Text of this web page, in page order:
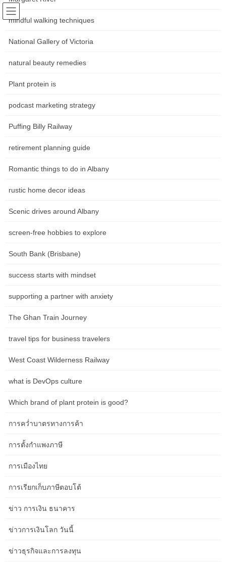
Skip
Skip
Community news Movements in
the art world
HOME หน้าหลัก การคว่ำบาตรทางการค้า
What Are Trade Sanctions?
การคว่ำบาตรการค้าเป็นรากฐานที่สำคัญของนโยบายต่างประเทศ
ประเทศและการละเมิดสิทธิมนุษยชนหรือเพื่อเพิ่มความมั่นคงของชาติ
กำกับดูแลซึ่งหมายความว่าธนาคารสถาบันการเงินและผู้ให้บริการอื่น
ให้แน่ใจว่าพวกเขาจะไม่ได้รับการลงโทษที่สำคัญหรือค่าใช้จ่ายทาง
คว่ำบาตรการค้าเมื่อขึ้นเครื่องลูกค้าใหม่และจัดการธุรกรรม ในทาง
รายการการคว่ำบาตรระหว่างประเทศที่เกี่ยวข้อง (เช่นรายการ SDN)
เหมาะสมรวมถึงการระงับการทำธุรกรรมสินทรัพย์แช่แข็งและการแจ้ง
จัดการการดำเนินการคว่ำบาตรการค้า ในสหรัฐอเมริกาการบังคับใช้
ประเทศ (OFAC) ซึ่งรักษาพระบรมราชูปถัมภ์ที่ได้รับการแต่งตั้งเป็น
และ บริษัท ที่มีการกำหนดเป้าหมายโดยการคว่ำบาตรการค้าของ
เดียวหรือเป้าหมายเฉพาะของการค้าหรือแม้แต่บุคคลและองค์กร
แต่ละประเทศอาจกำหนดมาตรการคว่ำบาตรการค้าซึ่งเป็นส่วนหนึ่ง
ขององค์กรระหว่างประเทศเช่นสหประชาชาติอาจกำหนดคว่ำบาตร
บาตรรัสเซียเพื่อตอบสนองต่อการรุกรานของแหลมไครเมียปี 2014
ผู้นำฝ่ายค้าน Alexei Navalny ชื่อทั้งหมดที่รวมอยู่ในหน้านี้เป็นเรื่อง
ความคล้ายคลึงกับคนหรือเหตุการณ์ในโลกแห่งความเป็นจริงนั้นเป็น
เรื่องบังเอิญ
งานนี้ได้รับใบอนุญาตภายใต้ Creative Commons Attribution-
mindful walking techniques
National Gallery of Victoria
natural beauty remedies
Plant protein is
podcast marketing strategy
Puffing Billy Railway
retirement planning guide
Romantic things to do in Albany
rustic home decor ideas
Scenic drives around Albany
screen-free hobbies to explore
South Bank (Brisbane)
success starts with mindset
supporting a partner with anxiety
The Ghan Train Journey
travel tips for business travelers
West Coast Wilderness Railway
what is DevOps culture
Which brand of plant protein is good?
การคว่ำบาตรทางการค้า
การตั้งกำแพงภาษี
การเมืองไทย
การเรียกเก็บภาษีตอบโต้
ข่าว การเงิน ธนาคาร
ข่าวการเงินโลก วันนี้
ข่าวธุรกิจและการลงทุน